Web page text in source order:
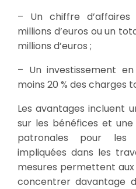
– Un chiffre
millions d’euros ou un
millions d’euros ;
– Un investissement
moins 20 % des charges
Les avantages incluent
sur les bénéfices et
patronales pour les
impliquées dans les
mesures permettent
concentrer davantage